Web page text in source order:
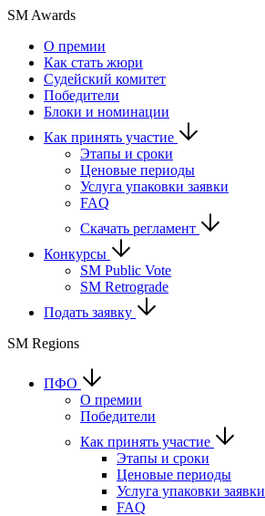
SM Awards
О премии
Как стать жюри
Судейский комитет
Победители
Блоки и номинации
Как принять участие
Этапы и сроки
Ценовые периоды
Услуга упаковки заявки
FAQ
Скачать регламент
Конкурсы
SM Public Vote
SM Retrograde
Подать заявку
SM Regions
ПФО
О премии
Победители
Как принять участие
Этапы и сроки
Ценовые периоды
Услуга упаковки заявки
FAQ